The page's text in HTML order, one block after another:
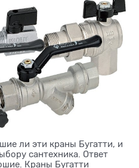
ли эти краны Бугатти, и
сантехника. Ответ
Краны Бугатти